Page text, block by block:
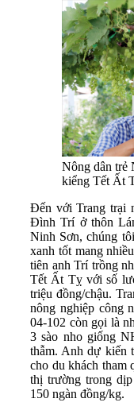
Nông dân trẻ
kiểng Tết Ất
Đến với Trang trại
Đình Trí ở thôn
Ninh Sơn, chúng
xanh tốt mang
tiên anh Trí trồng
Tết Ất Tỵ với số
triệu đồng/chậu.
nông nghiệp công
04-102 còn gọi là
3 sào nho giống
thẫm. Anh dự kiến
cho du khách tham
thị trường trong
150 ngàn đồng/kg.